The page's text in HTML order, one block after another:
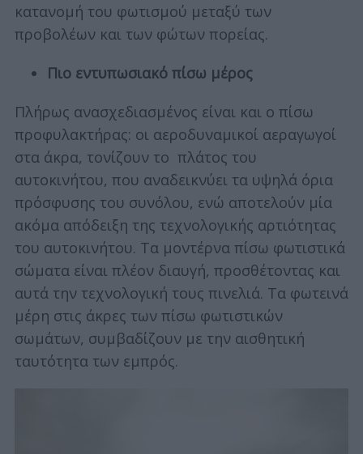
κατανομή του φωτισμού μεταξύ των
προβολέων και των φώτων πορείας.
Πιο εντυπωσιακό πίσω μέρος
Πλήρως ανασχεδιασμένος είναι και ο πίσω
προφυλακτήρας: οι αεροδυναμικοί αεραγωγοί
στα άκρα, τονίζουν το πλάτος του
αυτοκινήτου, που αναδεικνύει τα υψηλά όρια
πρόσφυσης του συνόλου, ενώ αποτελούν μία
ακόμα απόδειξη της τεχνολογικής αρτιότητας
του αυτοκινήτου. Τα μοντέρνα πίσω φωτιστικά
σώματα είναι πλέον διαυγή, προσθέτοντας και
αυτά την τεχνολογική τους πινελιά. Τα φωτεινά
μέρη στις άκρες των πίσω φωτιστικών
σωμάτων, συμβαδίζουν με την αισθητική
ταυτότητα των εμπρός.